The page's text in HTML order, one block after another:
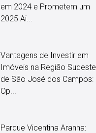
em 2024 e Prometem um
2025 Ai...
Vantagens de Investir em
Imóveis na Região Sudeste
de São José dos Campos:
Op...
Parque Vicentina Aranha: